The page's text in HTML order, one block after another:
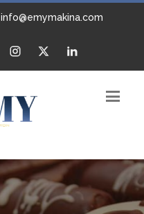
info@emymakina.com